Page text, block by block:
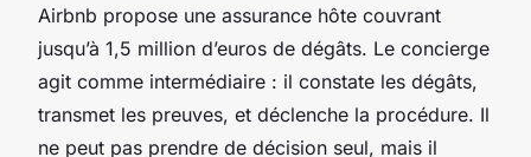
Airbnb propose une assurance hôte couvrant
jusqu’à 1,5 million d’euros de dégâts. Le concierge
agit comme intermédiaire : il constate les dégâts,
transmet les preuves, et déclenche la procédure. Il
ne peut pas prendre de décision seul, mais il